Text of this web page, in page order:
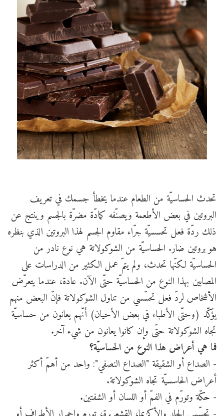
تحدث الحساسيّة من الطعام عندما يخطأ جسمك في تعريف
البروتين في بعض الأطعمة ويصنّفه كمادّة مضرّة بالجسم وينتج عن
ذلك ردّة فعل تحسسيّة جرّاء مقاوم الجسم لهذا البروتين الذي بنظره
هو بروتين ضار. الحساسيّة من الشوكولاتة هي نوع نادر من
الحساسيّة لكنّها تحدث، ولم يتمّ عمل الكثير من الدراسات على
المصابين بهذا النوع من الحساسيّة حتّى الآن. عادة، عندما يتعرّض
الأشخاص لردّ فعل تحسّسي من تناول الشوكولاتة فإنّ البعض منهم
يؤكّد (وحتّى الأطباء في بعض الأحيان) أنّهم يعانون من حساسيّة
تجاه الشوكولاتة حتّى وإن كانوا يعانون من شيء آخر.
فما هي أعراض هذا النوع من الحساسيّة؟
- الصداع أو الشقيقة "الصداع النصفي": واحد من أهمّ أكثر
أعراض الحاسسيّة تجاه الشوكولاتة.
- حكّة وتورّم في الفمّ أو اللسان أو الشفتين.